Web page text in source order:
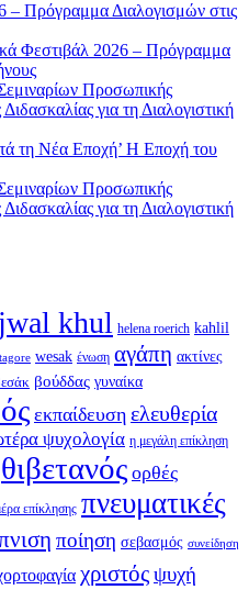
– Πρόγραμμα Διαλογισμών στις
Φεστιβάλ 2026 – Πρόγραμμα
Προσωπικής
για τη Διαλογιστική
τη Νέα Εποχή’ Η Εποχή του
Προσωπικής
για τη Διαλογιστική
khul helena roerich kahlil
wesak ένωση αγάπη ακτίνες
βούδδας γυναίκα
εκπαίδευση ελευθερία
ψυχολογία η μεγάλη επίκληση
θιβετανός ορθές
επίκλησης πνευματικές
ποίηση σεβασμός συνείδηση
χριστόςψυχή